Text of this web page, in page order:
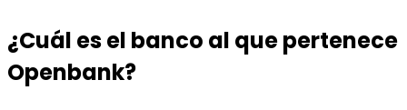
¿Cuál es el banco al que pertenece
Openbank?